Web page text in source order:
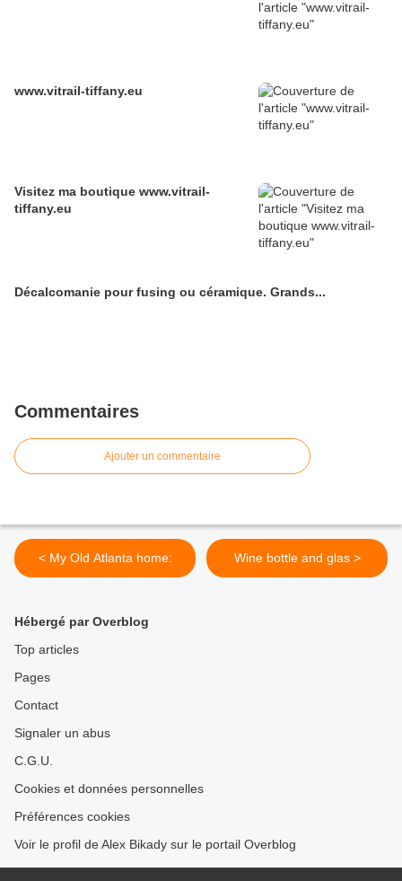
www.vitrail-tiffany.eu
Visitez ma boutique www.vitrail-
tiffany.eu
Décalcomanie pour fusing ou céramique. Grands...
Commentaires
Ajouter un commentaire
< My Old Atlanta home: Wine bottle and glas >
Hébergé par Overblog
Top articles
Pages
Contact
Signaler un abus
C.G.U.
Cookies et données personnelles
Préférences cookies
Voir le profil de Alex Bikady sur le portail Overblog